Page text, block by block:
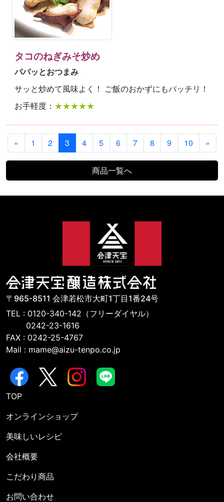
タコのねぎみそ炒め
パパッとおつまみ
サッと炒めて風味よく！ ご飯のおかずにもバッチリ！
お手軽度： ★★★★★
« 1 2 3 4 5 6 7 8 9 10 »
商品一覧へ
〒965-8511 会津若松市大町1丁目1番24号
TEL : 0120-340-142（フリーダイヤル）
0242-23-1616
FAX : 0242-25-4767
Mail : mame@aizu-tenpo.co.jp
TOP
オンラインショップ
美味しいレシピ
会社概要
こだわり商品
お問い合わせ